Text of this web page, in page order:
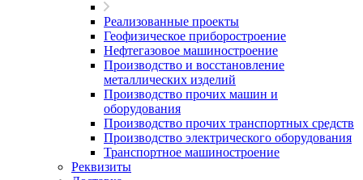
Реализованные проекты
Геофизическое приборостроение
Нефтегазовое машиностроение
Производство и восстановление
металлических изделий
Производство прочих машин и
оборудования
Производство прочих транспортных средств
Производство электрического оборудования
Транспортное машиностроение
Реквизиты